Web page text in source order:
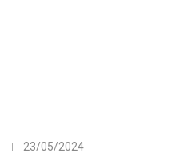
23/05/2024